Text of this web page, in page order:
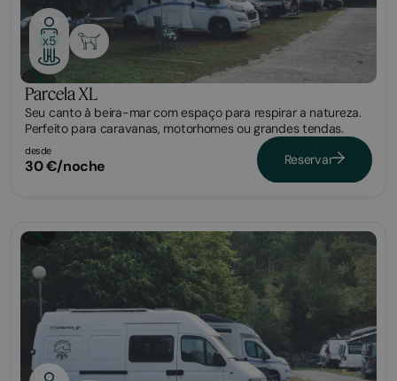
x5
Parcela XL
Seu canto à beira-mar com espaço para respirar a natureza.
Perfeito para caravanas, motorhomes ou grandes tendas.
desde
30 €/noche Reservar
Parcela